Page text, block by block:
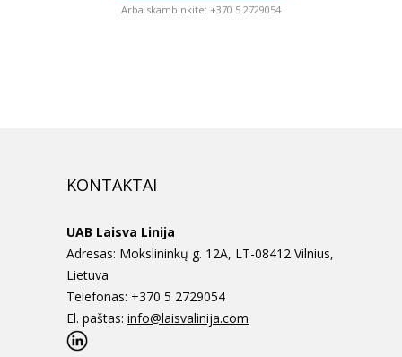
Arba skambinkite: +370 5 2729054
KONTAKTAI
UAB Laisva Linija
Adresas: Mokslininkų g. 12A, LT-08412 Vilnius,
Lietuva
Telefonas: +370 5 2729054
El. paštas: info@laisvalinija.com